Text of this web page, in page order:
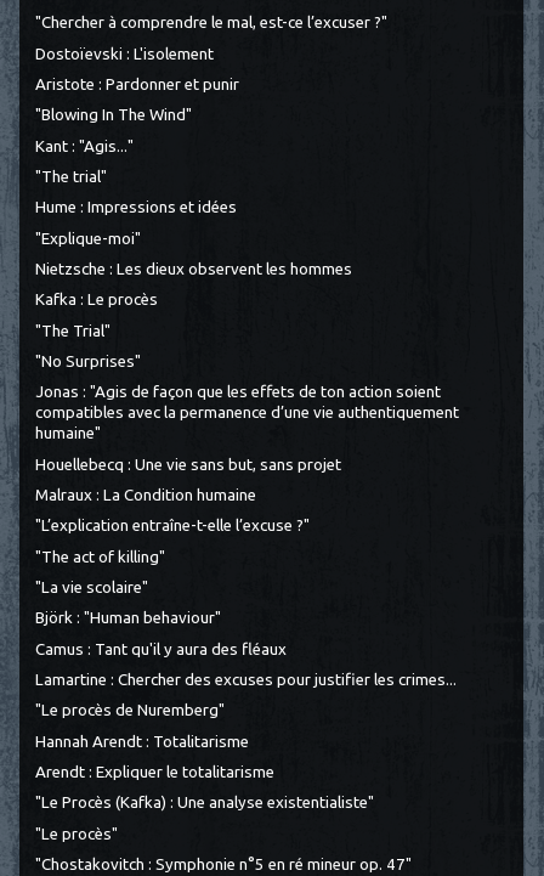
"Chercher à comprendre le mal, est-ce l’excuser ?"
Dostoïevski : L'isolement
Aristote : Pardonner et punir
"Blowing In The Wind"
Kant : "Agis..."
"The trial"
Hume : Impressions et idées
"Explique-moi"
Nietzsche : Les dieux observent les hommes
Kafka : Le procès
"The Trial"
"No Surprises"
Jonas : "Agis de façon que les effets de ton action soient
compatibles avec la permanence d’une vie authentiquement
humaine"
Houellebecq : Une vie sans but, sans projet
Malraux : La Condition humaine
"L’explication entraîne-t-elle l’excuse ?"
"The act of killing"
"La vie scolaire"
Björk : "Human behaviour"
Camus : Tant qu'il y aura des fléaux
Lamartine : Chercher des excuses pour justifier les crimes...
"Le procès de Nuremberg"
Hannah Arendt : Totalitarisme
Arendt : Expliquer le totalitarisme
"Le Procès (Kafka) : Une analyse existentialiste"
"Le procès"
"Chostakovitch : Symphonie n°5 en ré mineur op. 47"